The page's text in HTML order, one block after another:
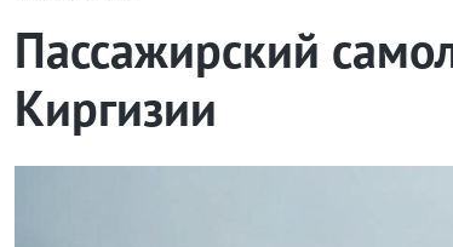
Пассажирский
Киргизии